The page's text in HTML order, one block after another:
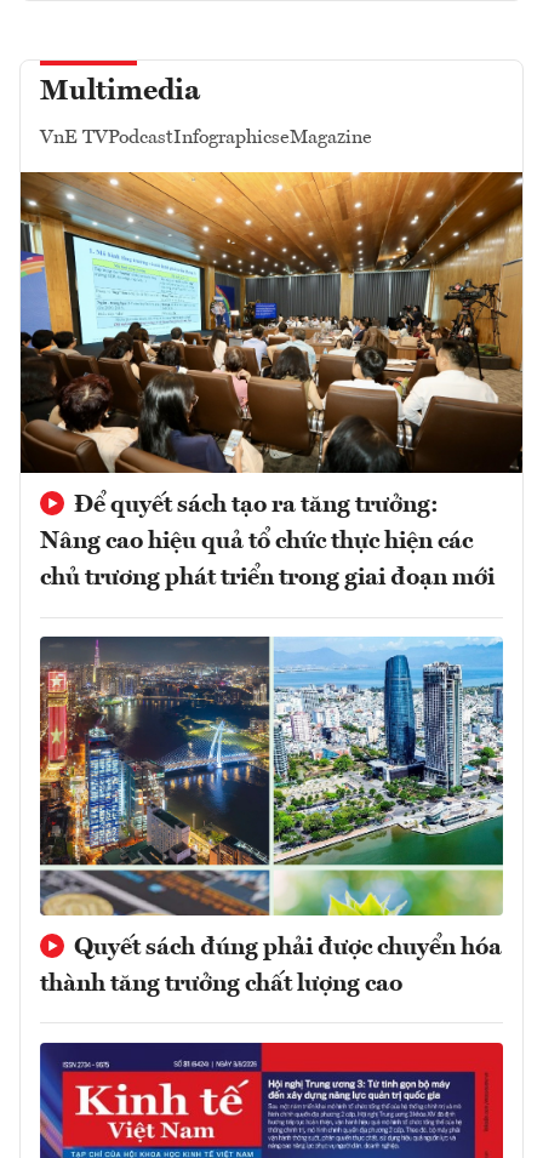
Multimedia
VnE TVPodcastInfographicseMagazine
Để quyết sách tạo ra tăng trưởng:
Nâng cao hiệu quả tổ chức thực hiện các
chủ trương phát triển trong giai đoạn mới
Quyết sách đúng phải được chuyển hóa
thành tăng trưởng chất lượng cao